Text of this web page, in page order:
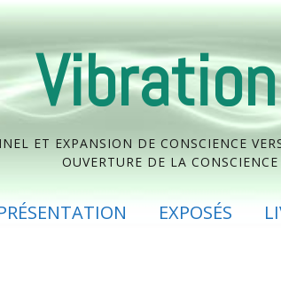
ET EXPANSION DE CONSCIENCE
OUVERTURE DE LA
EXPOSÉS